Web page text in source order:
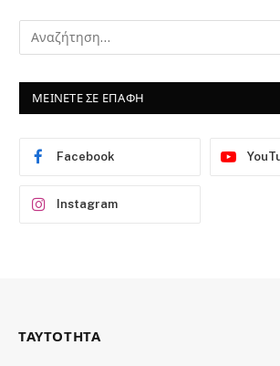
ΜΕΙΝΕΤΕ ΣΕ ΕΠΑΦΗ
Facebook
Instagram
ΤΑΥΤΟΤΗΤΑ